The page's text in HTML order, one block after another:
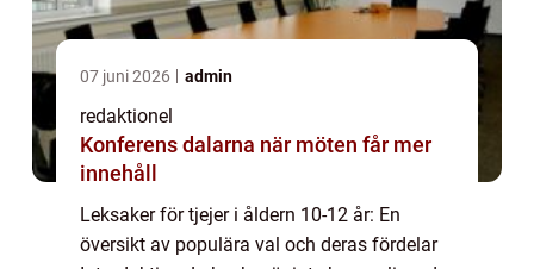
07 juni 2026 admin
redaktionel
Konferens dalarna när möten får mer
innehåll
Leksaker för tjejer i åldern 10-12 år: En
översikt av populära val och deras fördelar